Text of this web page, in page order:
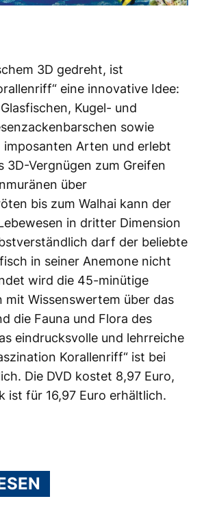
3D gedreht, ist
eine innovative Idee:
Kugel- und
sowie
imposanten Arten und erlebt
3D-Vergnügen zum Greifen
über
bis zum Walhai kann der
in dritter Dimension
darf der beliebte
in seiner Anemone nicht
wird die 45-minütige
mit Wissenswertem über das
die Fauna und Flora des
eindrucksvolle und lehrreiche
Korallenriff“ ist bei
Die DVD kostet 8,97 Euro,
ist für 16,97 Euro erhältlich.